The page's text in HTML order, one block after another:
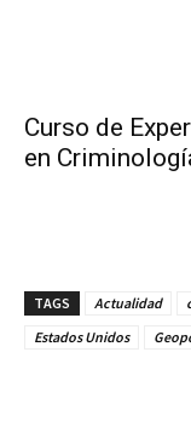
Curso de
en
TAGS Actualidad
Estados Unidos